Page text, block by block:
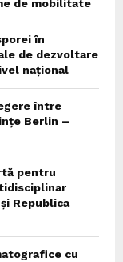
de mobilitate
în
de dezvoltare
național
între
Berlin –
pentru
Republica
cu